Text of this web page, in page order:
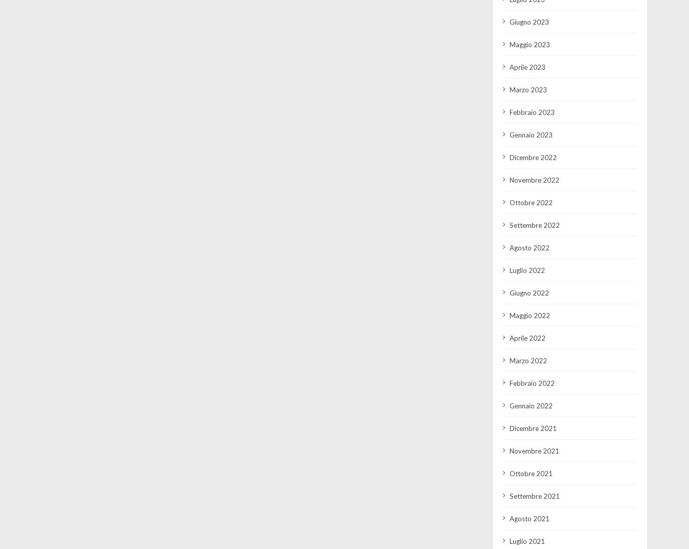
Giugno 2023
Maggio 2023
Aprile 2023
Marzo 2023
Febbraio 2023
Gennaio 2023
Dicembre 2022
Novembre 2022
Ottobre 2022
Settembre 2022
Agosto 2022
Luglio 2022
Giugno 2022
Maggio 2022
Aprile 2022
Marzo 2022
Febbraio 2022
Gennaio 2022
Dicembre 2021
Novembre 2021
Ottobre 2021
Settembre 2021
Agosto 2021
Luglio 2021